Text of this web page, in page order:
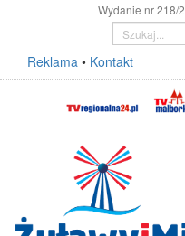
Wydanie nr 218/
Reklama • Kontakt